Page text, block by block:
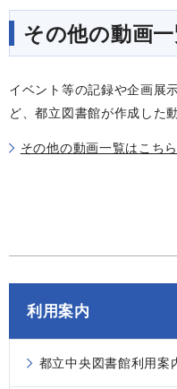
その他の動画
イベント等の記録や企画展
ど、都立図書館が作成した
その他の動画一覧はこちら
利用案内
都立中央図書館利用案